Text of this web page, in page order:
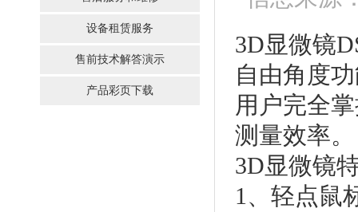
设备租赁服务
售前技术解答演示
产品彩页下载
3D显微镜
自由角度
用户完全
测量效率。
3D显微镜
1、轻点鼠